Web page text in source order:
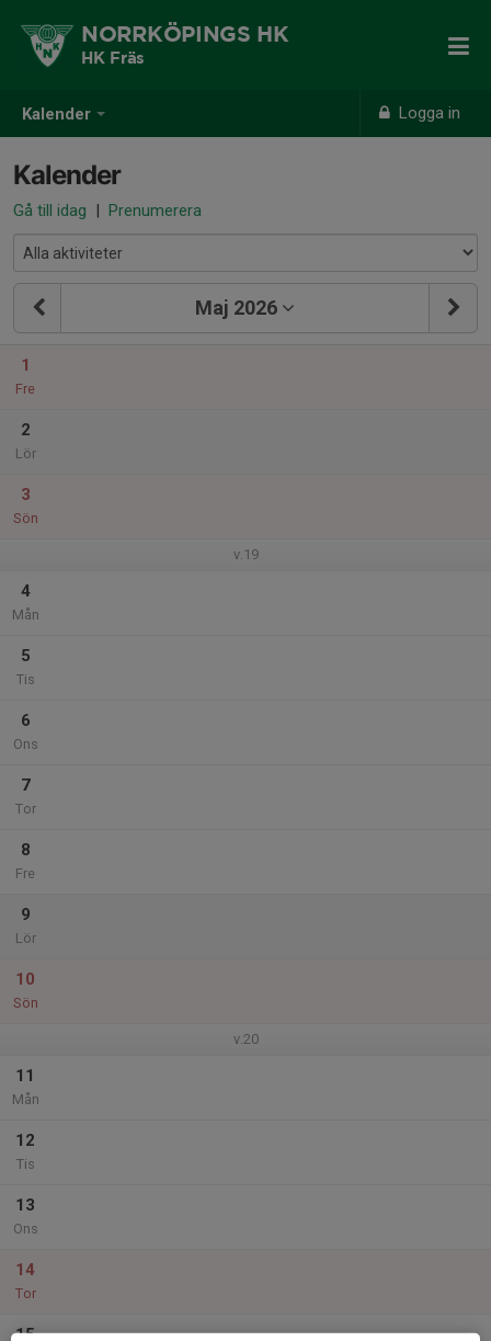
Kalender Logga in
NORRKÖPINGS HK
HK Fräs
Kalender
Gå till idag | Prenumerera
Maj 2026
1
Fre
2
Lör
3
Sön
v.19
4
Mån
5
Tis
6
Ons
7
Tor
8
Fre
9
Lör
10
Sön
v.20
11
Mån
12
Tis
13
Ons
14
Tor
15